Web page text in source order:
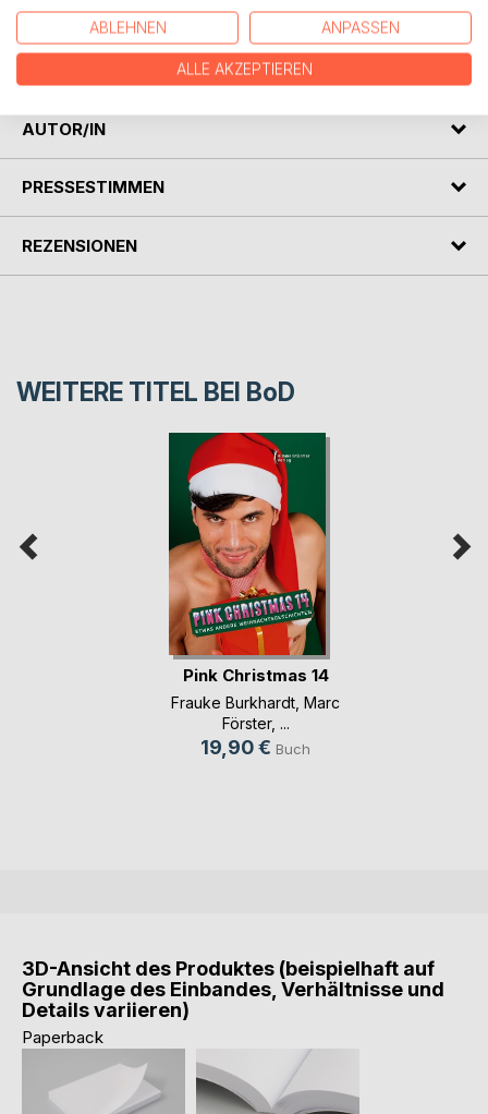
doch die Welt für Daniel und seinen jungen Liebling beinahe
zusammen, denn mit dem, was als nächstes passiert,
konnte keiner der beiden rechnen.
AUTOR/IN
PRESSESTIMMEN
REZENSIONEN
WEITERE TITEL BEI BoD
Pink Christmas 14
Frauke Burkhardt Marc
Förster, ...
19,90 € Buch
3D-Ansicht des Produktes (beispielhaft auf
Grundlage des Einbandes, Verhältnisse und
Details variieren)
Paperback
ABLEHNEN ANPASSEN
ALLE AKZEPTIEREN